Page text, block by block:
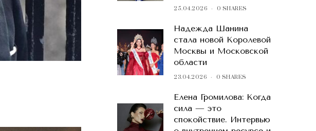
25.04.2026 0 SHARES
Надежда Шанина
стала новой Королевой
Москвы и Московской
области
23.04.2026 0 SHARES
Елена Громилова: Когда
сила — это
спокойствие. Интервью